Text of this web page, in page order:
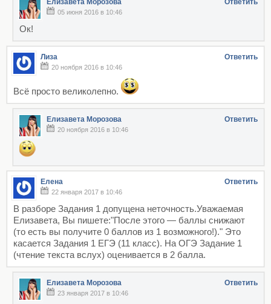
Елизавета Морозова Ответить
05 июня 2016 в 10:46
Ок!
Лиза Ответить
20 ноября 2016 в 10:46
Всё просто великолепно.
Елизавета Морозова Ответить
20 ноября 2016 в 10:46
Елена Ответить
22 января 2017 в 10:46
В разборе Задания 1 допущена неточность.Уважаемая
Елизавета, Вы пишете:"После этого — баллы снижают
(то есть вы получите 0 баллов из 1 возможного!)." Это
касается Задания 1 ЕГЭ (11 класс). На ОГЭ Задание 1
(чтение текста вслух) оценивается в 2 балла.
Елизавета Морозова Ответить
23 января 2017 в 10:46